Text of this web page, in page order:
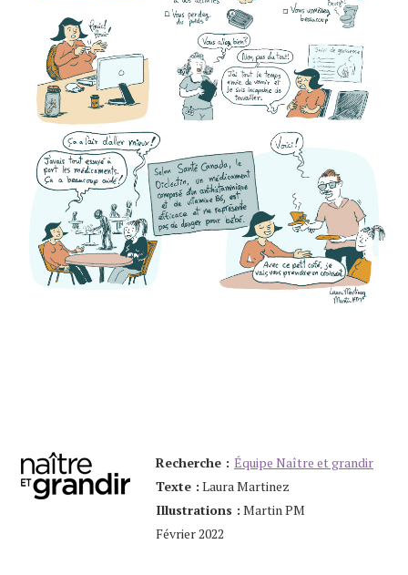
Recherche : Équipe Naître et grandir
Texte : Laura Martinez
Illustrations : Martin PM
Février 2022